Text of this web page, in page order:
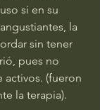
si en su
la
sin tener
pues no
activos. (fueron
la terapia).